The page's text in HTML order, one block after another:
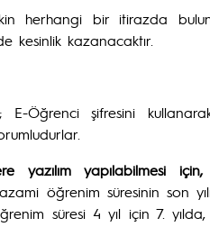
herhangi bir itirazda
kesinlik kazanacaktır.
E-Öğrenci şifresini
yazılım yapılabilmesi
öğrenim süresinin son
süresi 4 yıl için 7.